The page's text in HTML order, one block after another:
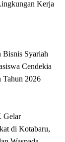
Kerja
Bisnis Syariah
Cendekia
2026
Gelar
di Kotabaru,